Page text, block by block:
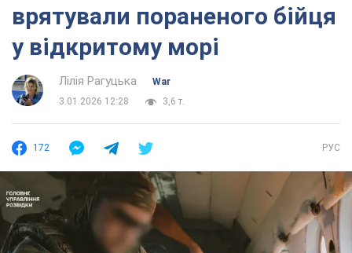
врятували пораненого бійця
у відкритому морі
Лілія Рагуцька
War
3.01.2026 12:28
3,6 т.
172 РУС